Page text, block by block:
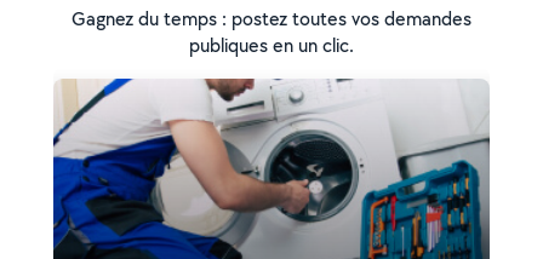
Gagnez du temps : postez toutes vos demandes
publiques en un clic.